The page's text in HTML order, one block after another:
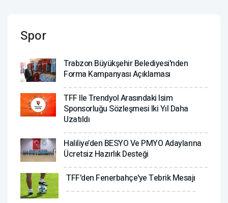
Spor
Trabzon Büyükşehir Belediyesi'nden
Forma Kampanyası Açıklaması
TFF Ile Trendyol Arasındaki Isim
Sponsorluğu Sözleşmesi Iki Yıl Daha
Uzatıldı
Haliliye’den BESYO Ve PMYO Adaylarına
Ücretsiz Hazırlık Desteği
TFF'den Fenerbahçe'ye Tebrik Mesajı